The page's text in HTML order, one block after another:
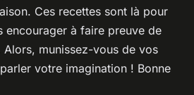
Ces recettes sont là pour
encourager à faire preuve de
munissez-vous de vos
votre imagination ! Bonne